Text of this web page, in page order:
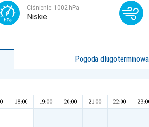
Ciśnienie: 1002 hPa
Niskie
Pogoda długoterminowa